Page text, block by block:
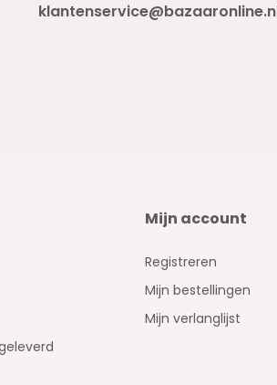
Mijn account
Registreren
Mijn bestellingen
Mijn verlanglijst